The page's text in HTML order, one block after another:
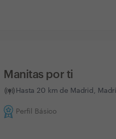
Manitas por ti
Hasta 20 km de Madrid,
Perfil Básico